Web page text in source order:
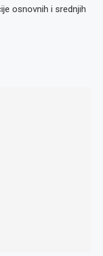
osnovnih i srednjih